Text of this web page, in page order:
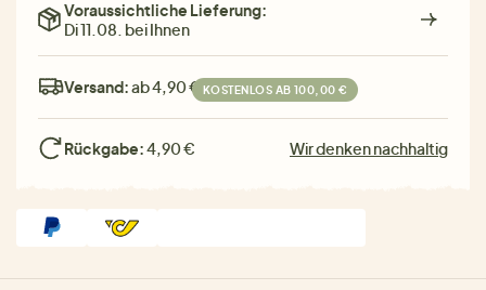
Voraussichtliche Lieferung:
Di 11.08. bei Ihnen
Versand:ab 4,90 € KOSTENLOS AB 100,00 €
Rückgabe:4,90 € Wir denken nachhaltig